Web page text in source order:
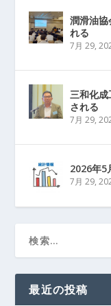
潤滑油
れる
7月 29,
三和化
される
7月 29,
2026年5
7月 29,
最近の投稿